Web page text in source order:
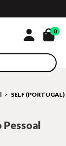
0
SELF (PORTUGAL)